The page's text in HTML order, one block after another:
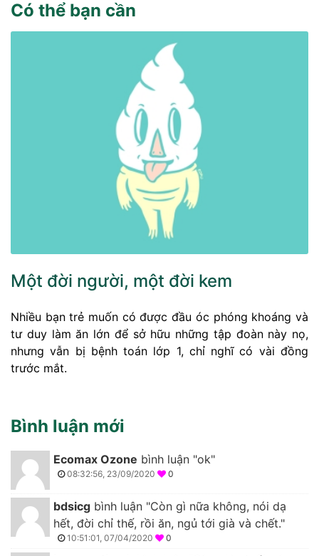
Có thể bạn cần
Một đời người, một đời kem
Nhiều bạn trẻ muốn có được đầu óc phóng khoáng và
tư duy làm ăn lớn để sở hữu những tập đoàn này nọ,
nhưng vẫn bị bệnh toán lớp 1, chỉ nghĩ có vài đồng
trước mắt.
Bình luận mới
Ecomax Ozone bình luận "ok"
08:32:56, 23/09/2020 0
bdsicg bình luận "Còn gì nữa không, nói dạ
hết, đời chỉ thế, rồi ăn, ngủ tới già và chết."
10:51:01, 07/04/2020 0